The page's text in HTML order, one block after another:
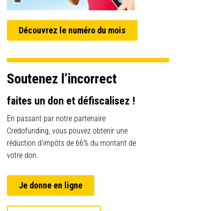
Découvrez le numéro du mois
Soutenez l’incorrect
faites un don et défiscalisez !
En passant par notre partenaire
Credofunding, vous pouvez obtenir une
réduction d’impôts de 66% du montant de
votre don.
Je donne en ligne